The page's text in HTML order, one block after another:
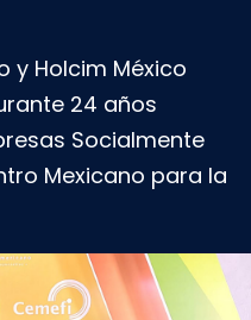
y Holcim México
24 años
Socialmente
Mexicano para la